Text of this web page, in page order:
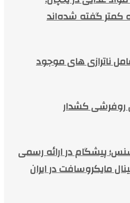
گفته شده‌اند
ناترازی های موجود
کشدار
پیشگام در ارائه رسمی
مایکروسافت در ایران